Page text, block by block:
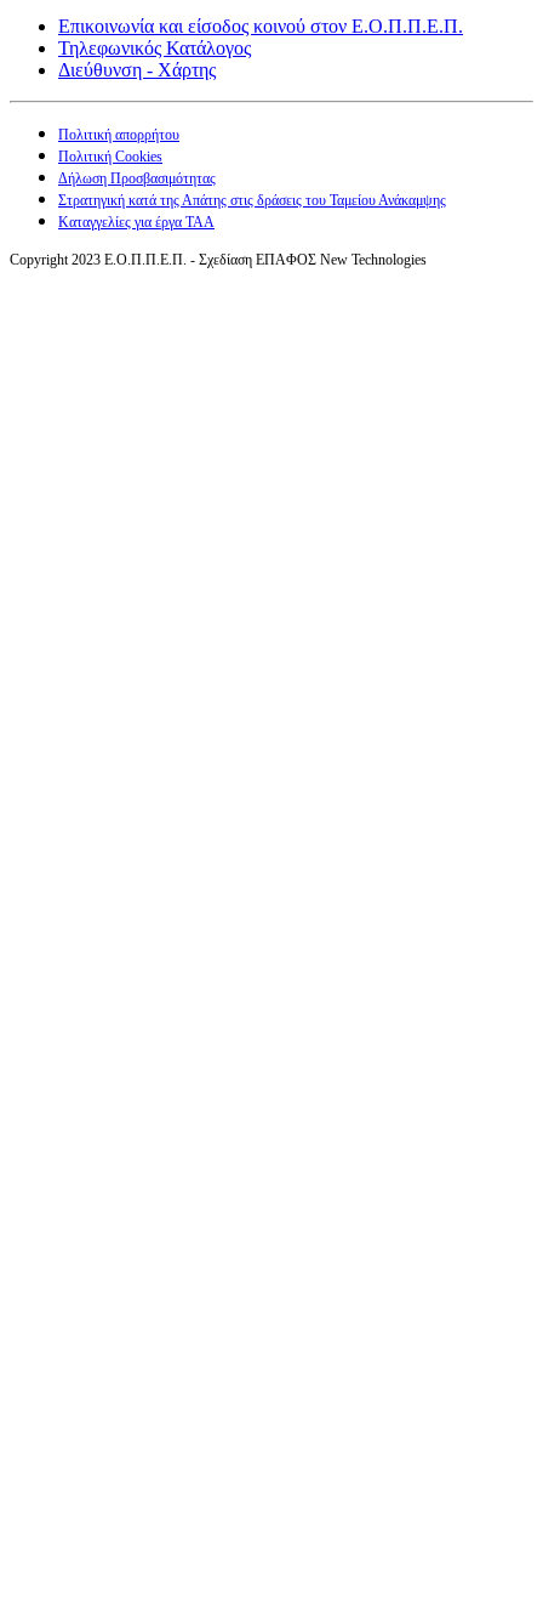
Επικοινωνία και είσοδος κοινού στον Ε.Ο.Π.Π.Ε.Π.
Τηλεφωνικός Κατάλογος
Διεύθυνση - Χάρτης
Πολιτική απορρήτου
Πολιτική Cookies
Δήλωση Προσβασιμότητας
Στρατηγική κατά της Απάτης στις δράσεις του Ταμείου Ανάκαμψης
Καταγγελίες για έργα ΤΑΑ
Copyright 2023 Ε.Ο.Π.Π.Ε.Π. - Σχεδίαση ΕΠΑΦΟΣ New Technologies